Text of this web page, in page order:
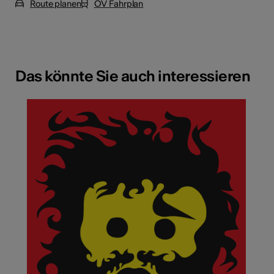
Route planen ÖV Fahrplan
Das könnte Sie auch interessieren